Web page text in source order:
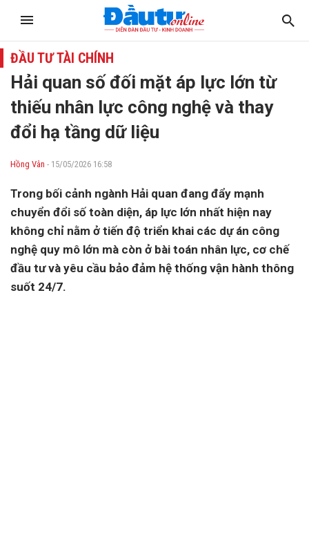
ĐẦU TƯ TÀI CHÍNH
Hải quan số đối mặt áp lực lớn từ
thiếu nhân lực công nghệ và thay
đổi hạ tầng dữ liệu
Hồng Vân - 15/05/2026 16:58
Trong bối cảnh ngành Hải quan đang đẩy mạnh
chuyển đổi số toàn diện, áp lực lớn nhất hiện nay
không chỉ nằm ở tiến độ triển khai các dự án công
nghệ quy mô lớn mà còn ở bài toán nhân lực, cơ chế
đầu tư và yêu cầu bảo đảm hệ thống vận hành thông
suốt 24/7.